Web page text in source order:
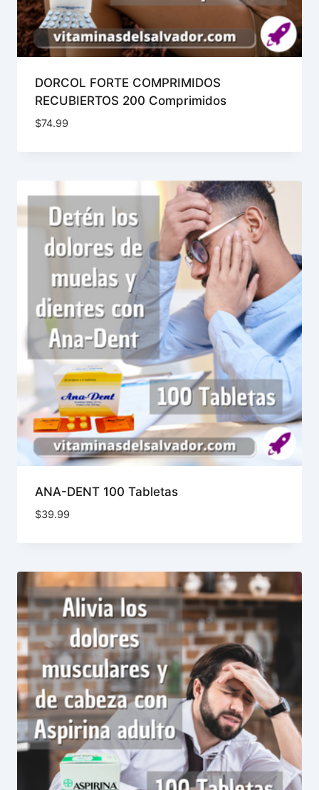
DORCOL FORTE COMPRIMIDOS
RECUBIERTOS 200 Comprimidos
$74.99
ANA-DENT 100 Tabletas
$39.99